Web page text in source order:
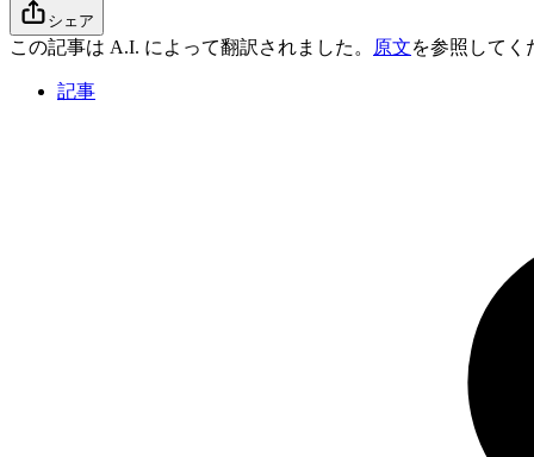
シェア
この記事は A.I. によって翻訳されました。 原文を参照してく
記事